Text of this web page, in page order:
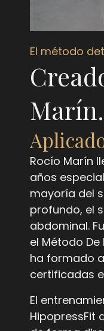
El método
Marín.
Rocío Marín
años
mayoría del
profundo, el
abdominal.
el Método
ha formado
certificadas
El
HipopressFit